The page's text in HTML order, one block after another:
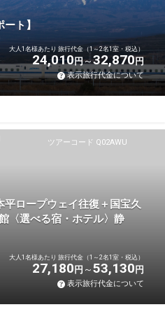
ト】
大人1名様あたり 旅行代金（1～2名1室・税込）
24,010円 32,870円
表示旅行代金について
ツアーコード Q02AWU
平ロープウェイ往復＋国宝久
〈選べる宿・ホテル〉静
大人1名様あたり 旅行代金（1～2名1室・税込）
27,180 円 53,130 円
表示旅行代金について